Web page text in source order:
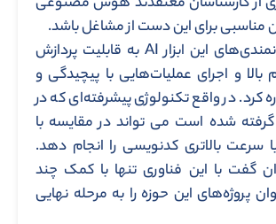
مناسبی برای این دست از مشاغل باشد.
می توان از توانمندی‌های این ابزار AI به قابلیت پردازش
بالا و اجرای عملیات‌هایی با پیچیدگی و
کرد. در واقع تکنولوژی پیشرفته‌ای که در
گرفته شده است می تواند در مقایسه با
سرعت بالاتری کدنویسی را انجام دهد.
گفت با این فناوری تنها با کمک چند
پروژه‌های این حوزه را به مرحله نهایی